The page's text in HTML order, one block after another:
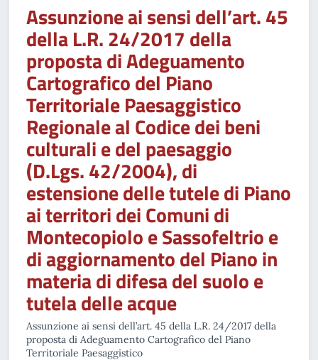
Assunzione ai sensi dell’art. 45
della L.R. 24/2017 della
proposta di Adeguamento
Cartografico del Piano
Territoriale Paesaggistico
Regionale al Codice dei beni
culturali e del paesaggio
(D.Lgs. 42/2004), di
estensione delle tutele di Piano
ai territori dei Comuni di
Montecopiolo e Sassofeltrio e
di aggiornamento del Piano in
materia di difesa del suolo e
tutela delle acque
Assunzione ai sensi dell’art. 45 della L.R. 24/2017 della
proposta di Adeguamento Cartografico del Piano
Territoriale Paesaggistico